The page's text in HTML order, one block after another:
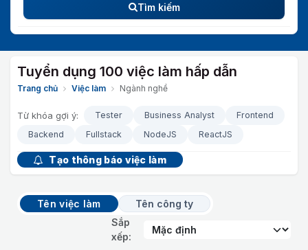
Tìm kiếm
Tuyển dụng 100 việc làm hấp dẫn
Trang chủ Việc làm Ngành nghề
Từ khóa gợi ý: Tester Business Analyst
Frontend
Backend
Fullstack NodeJS ReactJS
Tạo thông báo việc làm
Tên việc làm
Tên công ty
Sắp
xếp: